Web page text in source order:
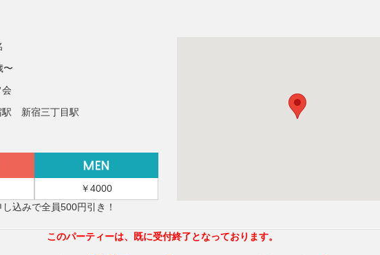
〜
会
駅 新宿三丁目駅
￥4000
込みで全員500円引き！
このパーティーは、既に受付終了となっております。